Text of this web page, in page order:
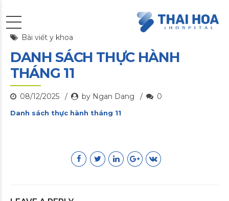
Bài viết y khoa
DANH SÁCH THỰC HÀNH
THÁNG 11
08/12/2025 by Ngan Dang 0
Danh sách thực hành tháng 11